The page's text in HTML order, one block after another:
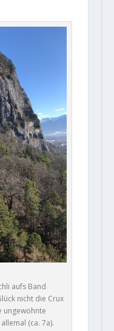
aufs Band
nicht die Crux
ungewohnte
(ca. 7a).